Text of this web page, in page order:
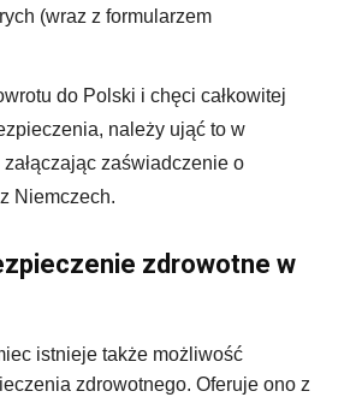
(wraz z formularzem
do Polski i chęci całkowitej
należy ująć to w
zaświadczenie o
Niemczech.
zdrowotne w
istnieje także możliwość
zdrowotnego. Oferuje ono z